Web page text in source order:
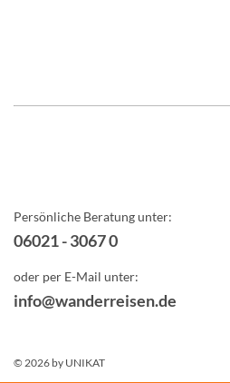
Persönliche Beratung unter:
06021 - 3067 0
oder per E-Mail unter:
info@wanderreisen.de
© 2026 by UNIKAT